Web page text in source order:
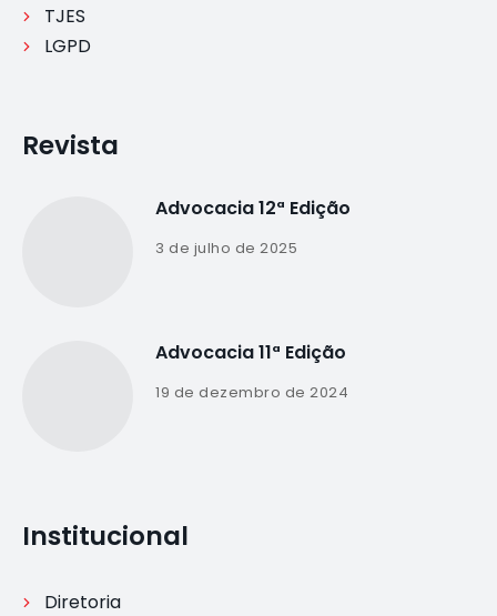
TJES
LGPD
Revista
Advocacia 12ª Edição
3 de julho de 2025
Advocacia 11ª Edição
19 de dezembro de 2024
Institucional
Diretoria